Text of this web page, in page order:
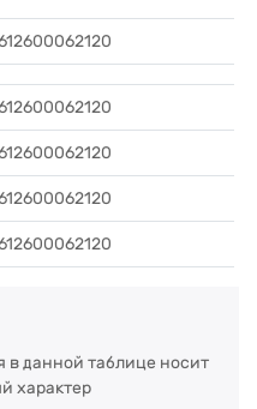
данной таблице носит
характер